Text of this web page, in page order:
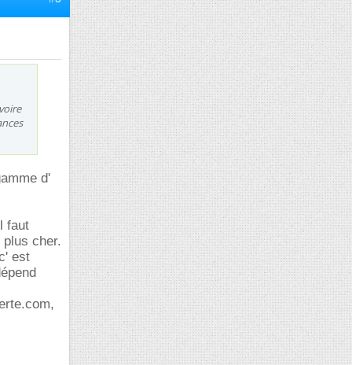
d'
faut
cher.
est